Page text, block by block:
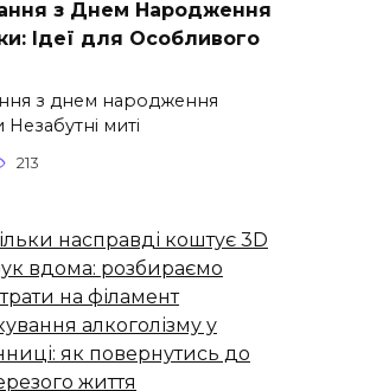
з Днем Народження
Ідеї для Особливого
з днем народження
миті
213
насправді коштує 3D
вдома: розбираємо
на філамент
алкоголізму у
як повернутись до
життя